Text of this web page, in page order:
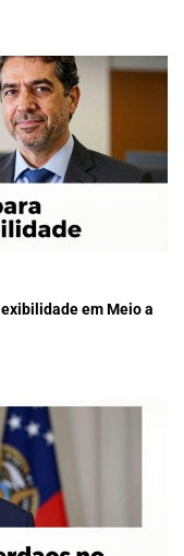
em Meio a